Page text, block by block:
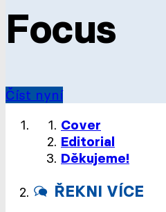
Focus
Číst nyní
Cover
Editorial
Děkujeme!
ŘEKNI VÍCE